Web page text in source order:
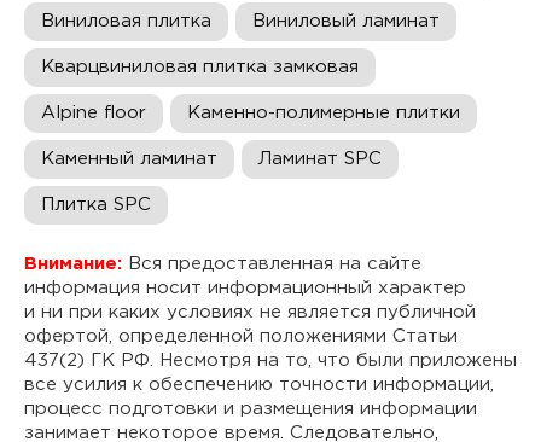
Виниловая плитка Виниловый ламинат
Кварцвиниловая плитка замковая
Alpine floor Каменно-полимерные плитки
Каменный ламинат Ламинат SPC
Плитка SPC
Внимание: Вся предоставленная на сайте
информация носит информационный характер
и ни при каких условиях не является публичной
офертой, определенной положениями Статьи
437(2) ГК РФ. Несмотря на то, что были приложены
все усилия к обеспечению точности информации,
процесс подготовки и размещения информации
занимает некоторое время. Следовательно,